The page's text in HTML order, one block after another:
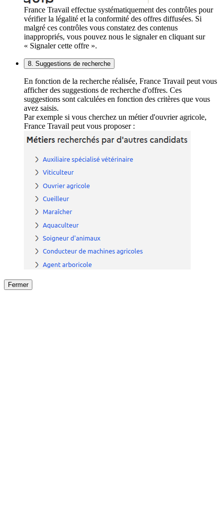
France Travail effectue systématiquement des contrôles pour
vérifier la légalité et la conformité des offres diffusées. Si
malgré ces contrôles vous constatez des contenus
inappropriés, vous pouvez nous le signaler en cliquant sur
« Signaler cette offre ».
8. Suggestions de recherche
En fonction de la recherche réalisée, France Travail peut vous
afficher des suggestions de recherche d'offres. Ces
suggestions sont calculées en fonction des critères que vous
avez saisis.
Par exemple si vous cherchez un métier d'ouvrier agricole,
France Travail peut vous proposer :
Fermer